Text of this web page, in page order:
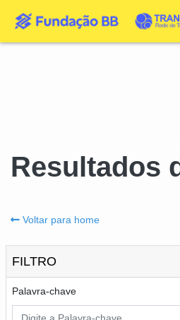
Resultados
Voltar para home
FILTRO
Palavra-chave